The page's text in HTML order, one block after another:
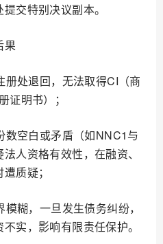
交特别决议副本。
果
处退回，无法取得CI（商
证明书）；
数空白或矛盾（如NNC1与
人资格有效性，在融资、
质疑；
糊，一旦发生债务纠纷，
实，影响有限责任保护。